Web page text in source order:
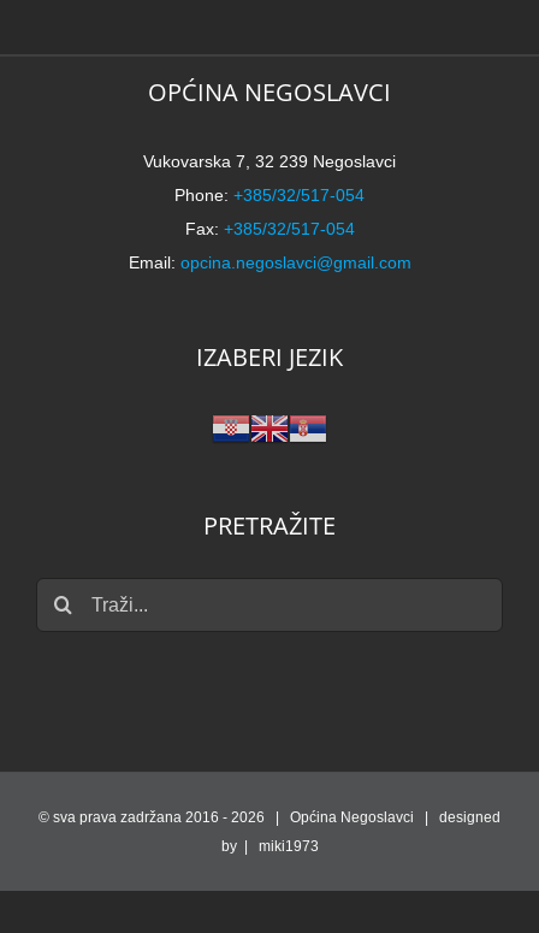
OPĆINA NEGOSLAVCI
Vukovarska 7, 32 239 Negoslavci
Phone: +385/32/517-054
Fax: +385/32/517-054
Email: opcina.negoslavci@gmail.com
IZABERI JEZIK
PRETRAŽITE
Traži...
© sva prava zadržana 2016 - 2026 | Općina Negoslavci | designed
by | miki1973